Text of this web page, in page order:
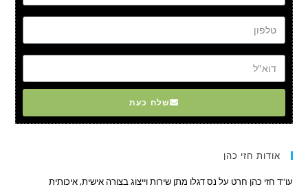
שלח כעת
אודות חזי כהן
עו"ד חזי כהן חרט על נס דגלו מתן שירות וייצוג בצורה אישית, איכותית